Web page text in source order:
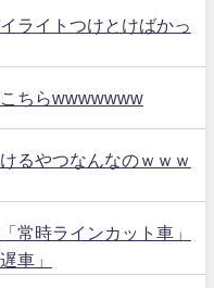
ライトつけとけばかっ
ちらwwwwwww
るやつなんなのｗｗｗ
常時ラインカット車」
車」